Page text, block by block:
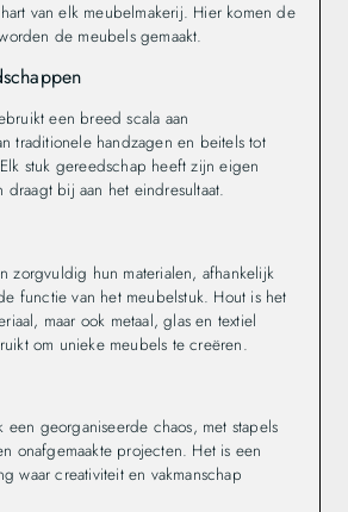
van elk meubelmakerij. Hier komen de
de meubels gemaakt.
een breed scala aan
traditionele handzagen en beitels tot
stuk gereedschap heeft zijn eigen
bij aan het eindresultaat.
zorgvuldig hun materialen, afhankelijk
functie van het meubelstuk. Hout is het
maar ook metaal, glas en textiel
om unieke meubels te creëren.
een georganiseerde chaos, met stapels
onafgemaakte projecten. Het is een
waar creativiteit en vakmanschap